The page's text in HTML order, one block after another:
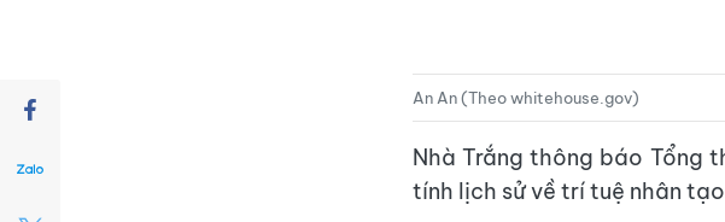
An An (Theo whitehouse.gov)
Nhà Trắng thông báo Tổng
tính lịch sử về trí tuệ nhân